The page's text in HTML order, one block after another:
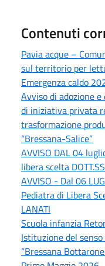
Contenuti
Pavia acque –
sul territorio per
Emergenza caldo
Avviso di adozione
di iniziativa privata
trasformazione
“Bressana-Salice”
AVVISO DAL 04
libera scelta
AVVISO - Dal 06
Pediatra di Libera
LANATI
Scuola infanzia
Istituzione del
“Bressana